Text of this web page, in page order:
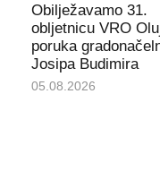
Obilježavamo 31.
obljetnicu VRO
poruka
Josipa Budimira
05.08.2026